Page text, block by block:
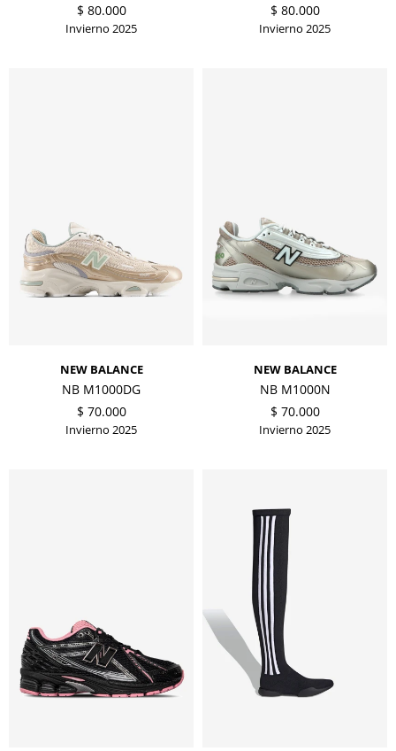
$ 80.000
Invierno 2025
$ 80.000
Invierno 2025
NEW BALANCE
NB M1000DG
$ 70.000
Invierno 2025
NEW BALANCE
NB M1000N
$ 70.000
Invierno 2025